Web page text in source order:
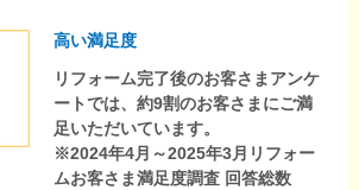
高い満足度
リフォーム完了後のお客さまアンケ
ートでは、約9割のお客さまにご満
足いただいています。
※2024年4月～2025年3月リフォー
ムお客さま満足度調査 回答総数